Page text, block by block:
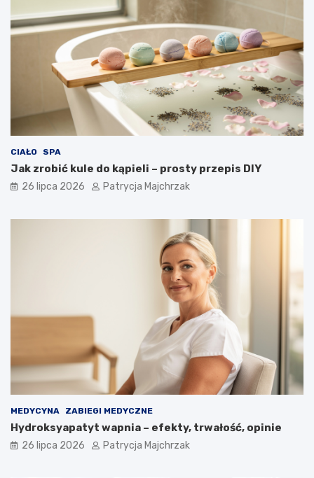
CIAŁO SPA
Jak zrobić kule do kąpieli – prosty przepis DIY
26 lipca 2026 Patrycja Majchrzak
MEDYCYNA ZABIEGI MEDYCZNE
Hydroksyapatyt wapnia – efekty, trwałość, opinie
26 lipca 2026 Patrycja Majchrzak